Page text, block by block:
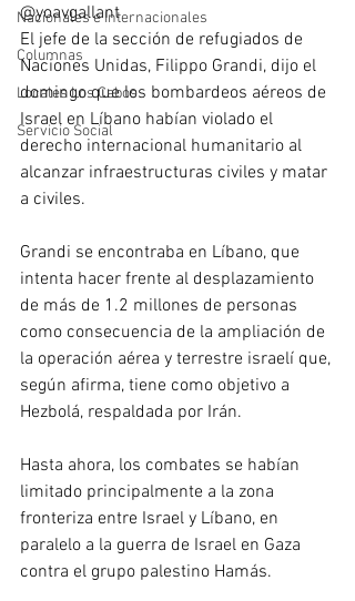
Nacionales e Internacionales
Columnas
Locales Los Cabos
Servicio Social
@yoavgallant
El jefe de la sección de refugiados de
Naciones Unidas, Filippo Grandi, dijo el
domingo que los bombardeos aéreos de
Israel en Líbano habían violado el
derecho internacional humanitario al
alcanzar infraestructuras civiles y matar
a civiles.
Grandi se encontraba en Líbano, que
intenta hacer frente al desplazamiento
de más de 1.2 millones de personas
como consecuencia de la ampliación de
la operación aérea y terrestre israelí que,
según afirma, tiene como objetivo a
Hezbolá, respaldada por Irán.
Hasta ahora, los combates se habían
limitado principalmente a la zona
fronteriza entre Israel y Líbano, en
paralelo a la guerra de Israel en Gaza
contra el grupo palestino Hamás.